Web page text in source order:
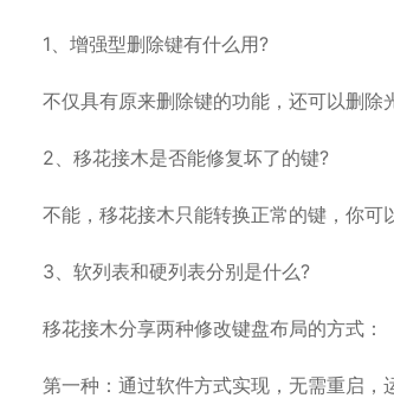
1、增强型删除键有什么用?
不仅具有原来删除键的功能，还可以删除
2、移花接木是否能修复坏了的键?
不能，移花接木只能转换正常的键，你可
3、软列表和硬列表分别是什么?
移花接木分享两种修改键盘布局的方式：
第一种：通过软件方式实现，无需重启，